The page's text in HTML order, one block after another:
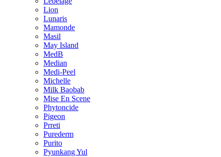
Lion
Lunaris
Mamonde
Masil
May Island
MedB
Median
Medi-Peel
Michelle
Milk Baobab
Mise En Scene
Phytoncide
Pigeon
Prreti
Purederm
Purito
Pyunkang Yul